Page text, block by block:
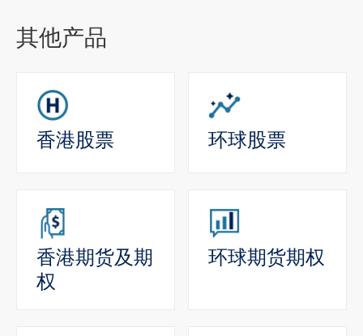
其他产品
香港股票 环球股票
香港期货及期
权
环球期货期权